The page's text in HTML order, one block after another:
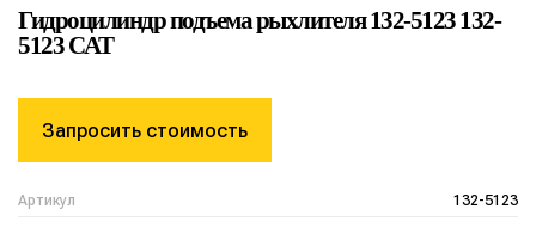
Гидроцилиндр подъема рыхлителя 132-5123 132-
5123 CAT
Артикул 132-5123
Запросить стоимость